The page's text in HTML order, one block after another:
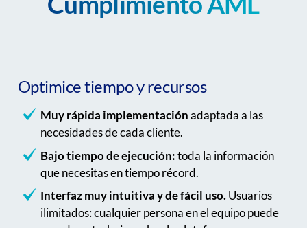
Optimice tiempo y recursos
Muy rápida implementaciónadaptada a las
necesidades de cada cliente.
Bajo tiempo de ejecución:toda la información
que necesitas en tiempo récord.
Interfaz muy intuitiva y de fácil uso.Usuarios
ilimitados: cualquier persona en el equipo puede